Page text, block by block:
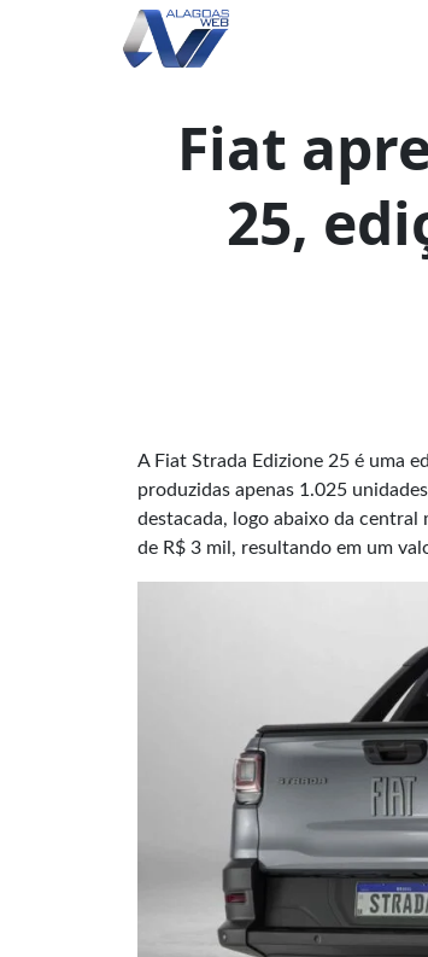
Fiat
25,
A Fiat Strada Edizione 25 é uma
produzidas apenas 1.025
destacada, logo abaixo da central
de R$ 3 mil, resultando em um